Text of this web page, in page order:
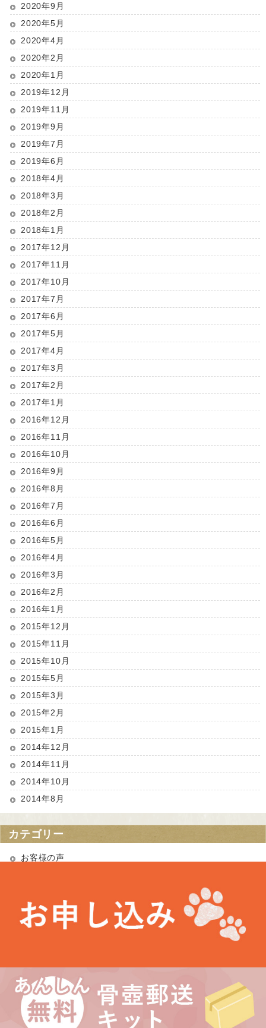
2020年9月
2020年5月
2020年4月
2020年2月
2020年1月
2019年12月
2019年11月
2019年9月
2019年7月
2019年6月
2018年4月
2018年3月
2018年2月
2018年1月
2017年12月
2017年11月
2017年10月
2017年7月
2017年6月
2017年5月
2017年4月
2017年3月
2017年2月
2017年1月
2016年12月
2016年11月
2016年10月
2016年9月
2016年8月
2016年7月
2016年6月
2016年5月
2016年4月
2016年3月
2016年2月
2016年1月
2015年12月
2015年11月
2015年10月
2015年5月
2015年3月
2015年2月
2015年1月
2014年12月
2014年11月
2014年10月
2014年8月
カテゴリー
お客様の声
最近の投稿
埼玉県 Kさま（あかりちゃん・きなりちゃん）
千葉県 Uさま（エルフちゃん・ソルシエールちゃん）
愛知県 Kさま（Litoちゃん）
東京都 Aさま（ミンスちゃん）